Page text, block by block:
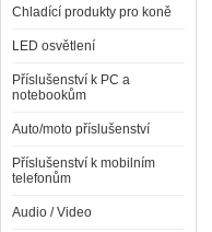
Chladící produkty pro koně
LED osvětlení
Příslušenství k PC a
notebookům
Auto/moto příslušenství
Příslušenství k mobilním
telefonům
Audio / Video